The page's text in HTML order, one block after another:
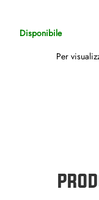
Disponibile
Per